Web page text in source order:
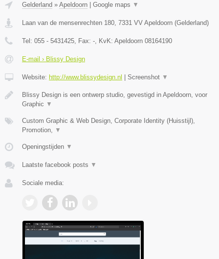
Gelderland » Apeldoorn Google maps ▼
Laan van de mensenrechten 180 7331 VV Apeldoorn (Gelderland)
Tel: 055 - 5431425 , Fax: - , KvK: Apeldoorn 08164190
E-mail › Blissy Design
Website: http://www.blissydesign.nl Screenshot ▼
Blissy Design is een ontwerp studio, gevestigd in Apeldoorn, voor
Graphic ▼
Custom Graphic & Web Design, Corporate Identity (Huisstijl),
Promotion,
▼
Openingstijden ▼
Laatste facebook posts ▼
Sociale media: